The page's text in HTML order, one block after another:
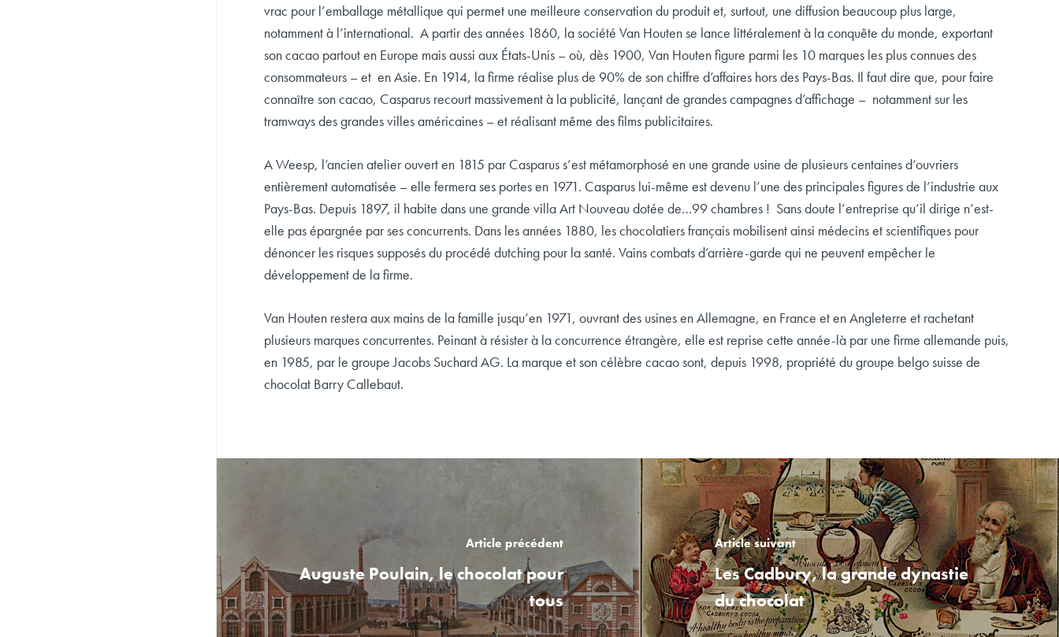
vrac pour l’emballage métallique qui permet une meilleure conservation du produit et, surtout, une diffusion beaucoup plus large,
notamment à l’international. A partir des années 1860, la société Van Houten se lance littéralement à la conquête du monde, exportant
son cacao partout en Europe mais aussi aux États-Unis – où, dès 1900, Van Houten figure parmi les 10 marques les plus connues des
consommateurs – et en Asie. En 1914, la firme réalise plus de 90% de son chiffre d’affaires hors des Pays-Bas. Il faut dire que, pour faire
connaître son cacao, Casparus recourt massivement à la publicité, lançant de grandes campagnes d’affichage – notamment sur les
tramways des grandes villes américaines – et réalisant même des films publicitaires.
A Weesp, l’ancien atelier ouvert en 1815 par Casparus s’est métamorphosé en une grande usine de plusieurs centaines d’ouvriers
entièrement automatisée – elle fermera ses portes en 1971. Casparus lui-même est devenu l’une des principales figures de l’industrie aux
Pays-Bas. Depuis 1897, il habite dans une grande villa Art Nouveau dotée de…99 chambres ! Sans doute l’entreprise qu’il dirige n’est-
elle pas épargnée par ses concurrents. Dans les années 1880, les chocolatiers français mobilisent ainsi médecins et scientifiques pour
dénoncer les risques supposés du procédé dutching pour la santé. Vains combats d’arrière-garde qui ne peuvent empêcher le
développement de la firme.
Van Houten restera aux mains de la famille jusqu’en 1971, ouvrant des usines en Allemagne, en France et en Angleterre et rachetant
plusieurs marques concurrentes. Peinant à résister à la concurrence étrangère, elle est reprise cette année-là par une firme allemande puis,
en 1985, par le groupe Jacobs Suchard AG. La marque et son célèbre cacao sont, depuis 1998, propriété du groupe belgo suisse de
chocolat Barry Callebaut.
Article précédent
Auguste Poulain, le chocolat pour
tous
Article suivant
Les Cadbury, la grande dynastie
du chocolat